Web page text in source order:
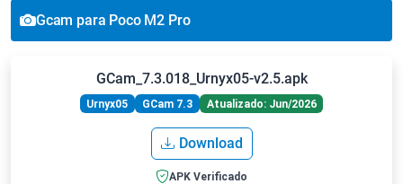
Gcam para Poco M2 Pro
GCam_7.3.018_Urnyx05-v2.5.apk
Urnyx05 GCam 7.3 Atualizado: Jun/2026
Download
APK Verificado